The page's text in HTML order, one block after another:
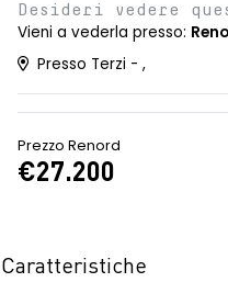
Desideri vedere
Vieni a vederla presso:
Presso Terzi - ,
Prezzo Renord
€27.200
Caratteristiche